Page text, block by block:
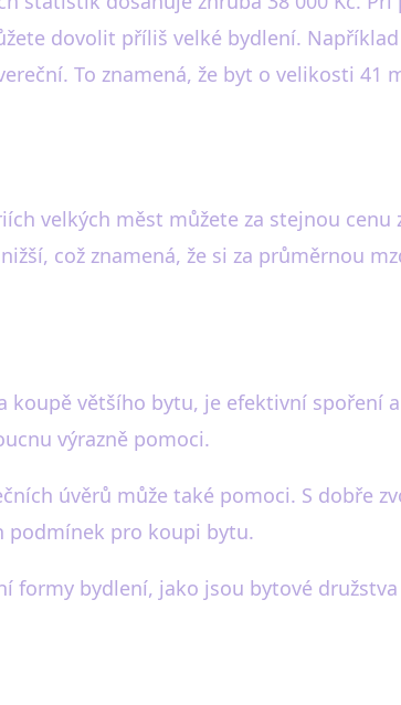
dovolit příliš velké bydlení.
To znamená, že byt o velikosti 41
velkých měst můžete za stejnou
což znamená, že si za průměrnou
koupě většího bytu, je efektivní spoření
výrazně pomoci.
úvěrů může také pomoci. S dobře
podmínek pro koupi bytu.
bydlení, jako jsou bytové